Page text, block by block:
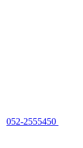
052-2555450